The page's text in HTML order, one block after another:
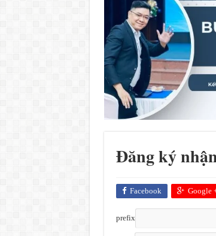
Đăng ký
Facebook Google
prefix